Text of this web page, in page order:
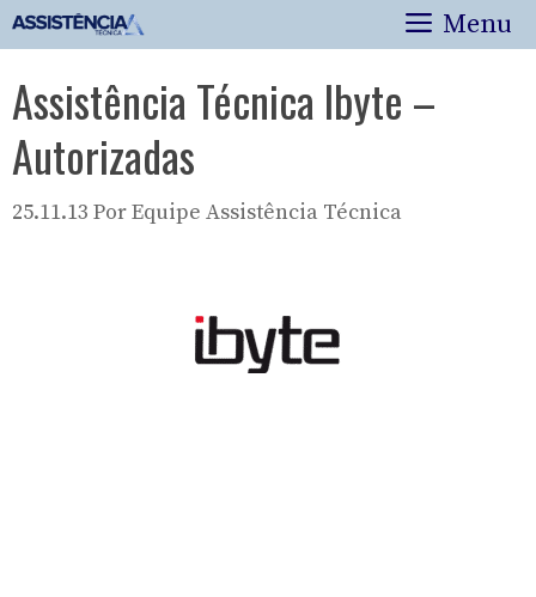
Pular
para
conteúdo
Menu
Assistência Técnica Ibyte –
Autorizadas
25.11.13 PorEquipe Assistência Técnica